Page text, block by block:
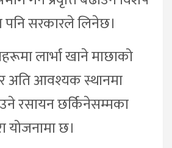
पनि सरकारले लिनेछ।
लार्भा खाने माछाको
अति आवश्यक स्थानमा
रसायन छर्किनेसम्मका
योजनामा छ।